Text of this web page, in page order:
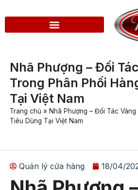
Nhã Phượng – Đối
Trong Phân Phối
Tại Việt Nam
Trang chủ » Nhã Phượng – Đối Tác
Tiêu Dùng Tại Việt Nam
Quản lý cửa hàng 18/04/